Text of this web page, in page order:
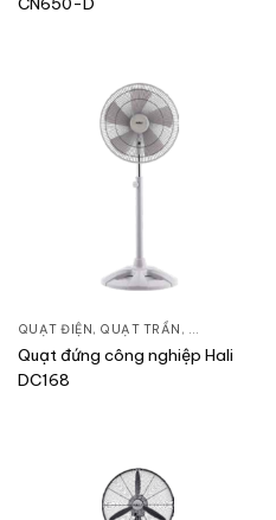
QUẠT ĐIỆN, QUẠT TRẦN , QUẠT ĐỨNG
Quạt đứng công nghiệp Hali
DC168